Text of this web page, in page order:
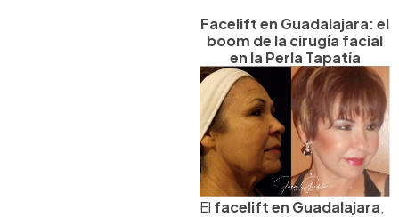
Facelift en Guadalajara: el
boom de la cirugía facial
en la Perla Tapatía
El facelift en Guadalajara,